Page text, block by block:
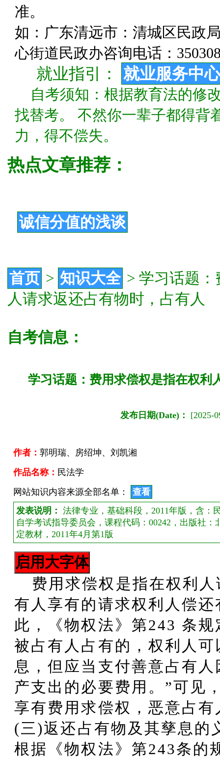
准。
如：广东清远市：清城区民政
心街道民政办咨询电话：
就业指引： 就业服务中心
自考须知：根据教育法的修
找替考。 不然你一辈子都得背
力，得不偿失。
热点文章推荐：
诚信分值的浅谈
首页 > 知识大全 > 学习话题
人请求返还占有物时，占有人
自考信息：
学习话题：费用求偿权是指在权利
发布日期(Date)： [2025-
作者： 郭明瑞、房绍坤、刘凯湘
作品名称： 民法学
网站知识内容来源全部名单：
查看
发表说明： 法律专业，基础科段，2011年版，含：
自学考试指导委员会，课程代码：00242，出版社
定教材，2011年4月第1版
费用求偿权是指在权利
有人享有的请求权利人偿
此，《物权法》第243 条
被占有人占有的，权利人
息，但应当支付善意占有
产支出的必要费用。”可见
享有费用求偿权，恶意占
(三)返还占有物及其孳息的
根据《物权法》第243条的